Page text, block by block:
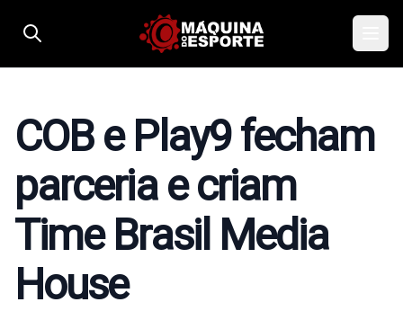
COB e Play9 fecham
parceria e criam
Time Brasil Media
House